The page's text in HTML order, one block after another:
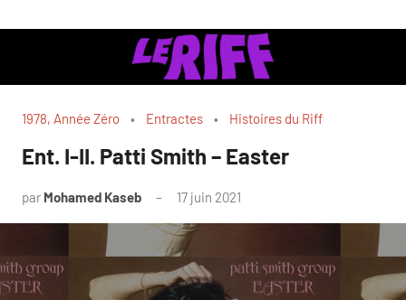
1978, Année Zéro Entractes Histoires du Riff
Ent. I-II. Patti Smith – Easter
par Mohamed Kaseb 17 juin 2021